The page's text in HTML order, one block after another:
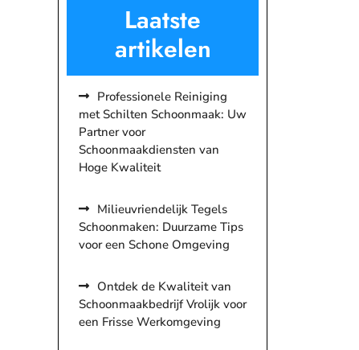
Laatste
artikelen
Professionele Reiniging
met Schilten Schoonmaak: Uw
Partner voor
Schoonmaakdiensten van
Hoge Kwaliteit
Milieuvriendelijk Tegels
Schoonmaken: Duurzame Tips
voor een Schone Omgeving
Ontdek de Kwaliteit van
Schoonmaakbedrijf Vrolijk voor
een Frisse Werkomgeving